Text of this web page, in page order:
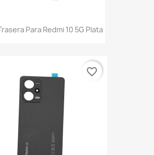
Para Redmi 10 5G Plata
favorite_border